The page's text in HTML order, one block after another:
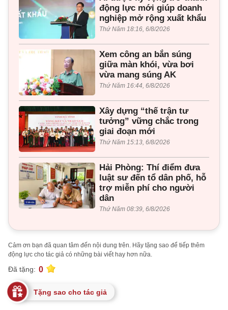
động lực mới giúp doanh
nghiệp mở rộng xuất khẩu
Thứ Năm 18:16, 6/8/2026
Xem công an bắn súng
giữa màn khói, vừa bơi
vừa mang súng AK
Thứ Năm 16:44, 6/8/2026
Xây dựng “thế trận tư
tưởng” vững chắc trong
giai đoạn mới
Thứ Năm 15:13, 6/8/2026
Hải Phòng: Thí điểm đưa
luật sư đến tổ dân phố, hỗ
trợ miễn phí cho người
dân
Thứ Năm 08:39, 6/8/2026
Cảm ơn bạn đã quan tâm đến nội dung trên. Hãy tặng sao để tiếp thêm
động lực cho tác giả có những bài viết hay hơn nữa.
Đã tặng: 0
Tặng sao cho tác giả